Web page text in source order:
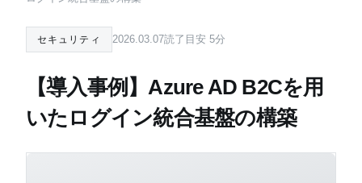
セキュリティ 2026.03.07読了目安 5分
【導入事例】Azure AD B2Cを用
いたログイン統合基盤の構築